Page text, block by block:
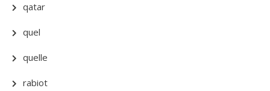
qatar
quel
quelle
rabiot